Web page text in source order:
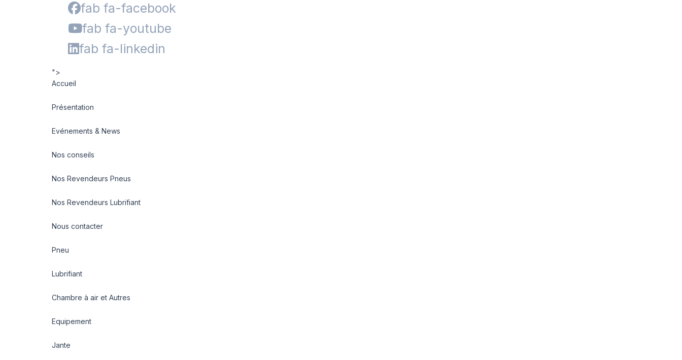
fab fa-facebook
fab fa-youtube
fab fa-linkedin
">
Accueil
Présentation
Evénements & News
Nos conseils
Nos Revendeurs Pneus
Nos Revendeurs Lubrifiant
Nous contacter
Pneu
Lubrifiant
Chambre à air et Autres
Equipement
Jante